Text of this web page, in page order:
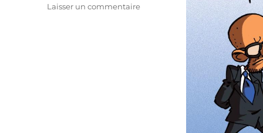
Laisser un commentairesur